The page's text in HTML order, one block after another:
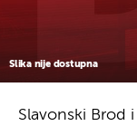
Slika nije dostupna
Slavonski Brod